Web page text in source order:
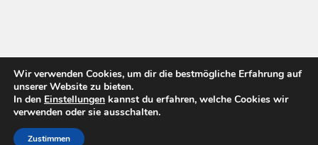
Wir verwenden Cookies, um dir die bestmögliche Erfahrung auf
unserer Website zu bieten.
In den Einstellungen kannst du erfahren, welche Cookies wir
verwenden oder sie ausschalten.
Zustimmen